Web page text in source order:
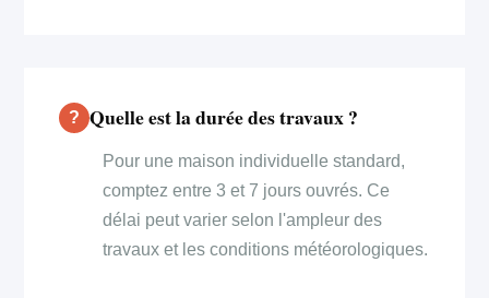
Quelle est la durée des travaux ?
Pour une maison individuelle standard,
comptez entre 3 et 7 jours ouvrés. Ce
délai peut varier selon l'ampleur des
travaux et les conditions météorologiques.